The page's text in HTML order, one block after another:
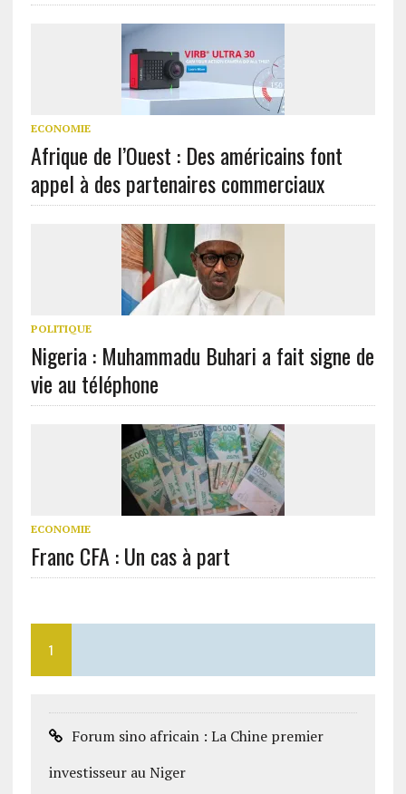
ECONOMIE
Afrique de l’Ouest : Des américains font
appel à des partenaires commerciaux
POLITIQUE
Nigeria : Muhammadu Buhari a fait signe de
vie au téléphone
ECONOMIE
Franc CFA : Un cas à part
1
Forum sino africain : La Chine premier
investisseur au Niger